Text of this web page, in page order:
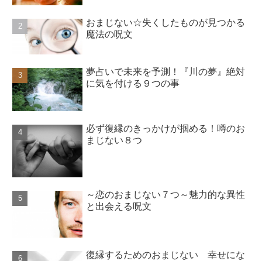
おまじない☆失くしたものが見つかる
魔法の呪文
夢占いで未来を予測！『川の夢』絶対
に気を付ける９つの事
必ず復縁のきっかけが掴める！噂のお
まじない８つ
～恋のおまじない７つ～魅力的な異性
と出会える呪文
復縁するためのおまじない 幸せにな